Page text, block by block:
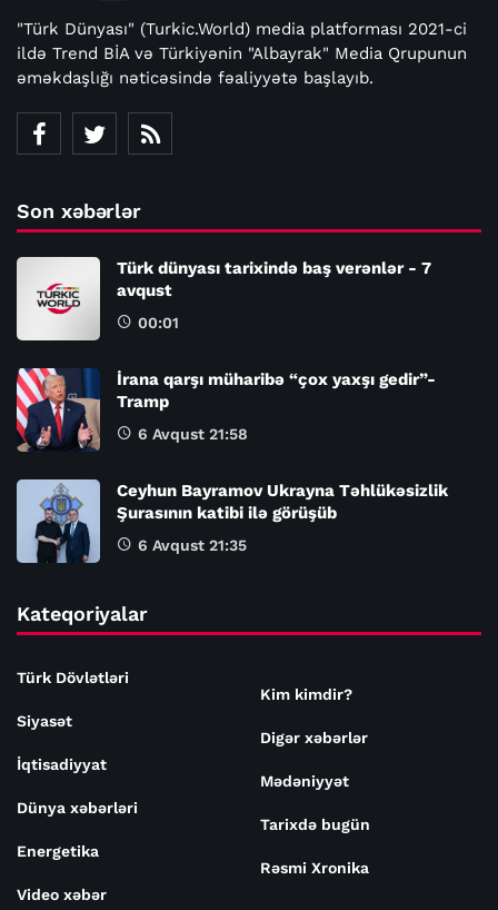
"Türk Dünyası" (Turkic.World) media platforması 2021-ci
ildə Trend BİA və Türkiyənin "Albayrak" Media Qrupunun
əməkdaşlığı nəticəsində fəaliyyətə başlayıb.
Son xəbərlər
Türk dünyası tarixində baş verənlər - 7
avqust
00:01
İrana qarşı müharibə “çox yaxşı gedir”-
Tramp
6 Avqust 21:58
Ceyhun Bayramov Ukrayna Təhlükəsizlik
Şurasının katibi ilə görüşüb
6 Avqust 21:35
Kateqoriyalar
Türk Dövlətləri
Siyasət
İqtisadiyyat
Dünya xəbərləri
Energetika
Video xəbər
Kim kimdir?
Digər xəbərlər
Mədəniyyət
Tarixdə bugün
Rəsmi Xronika